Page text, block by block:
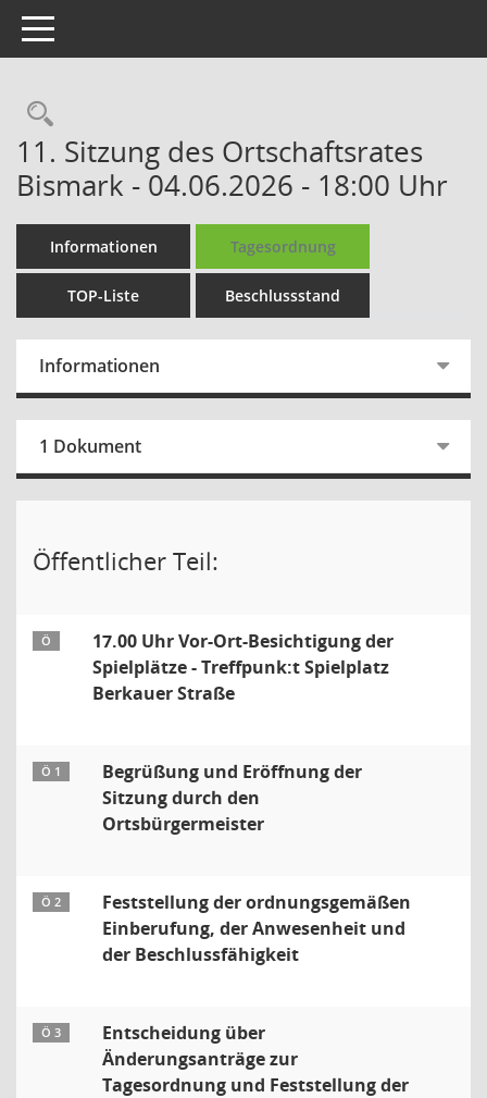
Toggle navigation
Rechercheauswahl
11. Sitzung des Ortschaftsrates
Bismark - 04.06.2026 - 18:00 Uhr
Informationen Tagesordnung
TOP-Liste Beschlussstand
Informationen
1 Dokument
Öffentlicher Teil:
Ö
17.00 Uhr Vor-Ort-Besichtigung der
Spielplätze - Treffpunk:t Spielplatz
Berkauer Straße
Ö 1
Begrüßung und Eröffnung der
Sitzung durch den
Ortsbürgermeister
Ö 2
Feststellung der ordnungsgemäßen
Einberufung, der Anwesenheit und
der Beschlussfähigkeit
Ö 3
Entscheidung über
Änderungsanträge zur
Tagesordnung und Feststellung der